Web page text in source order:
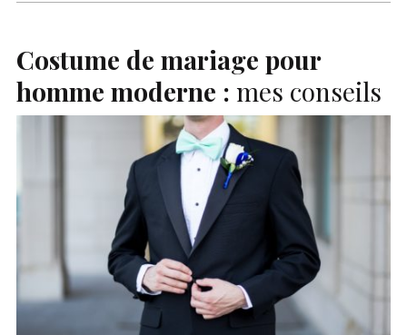
Costume de mariage pour
homme moderne : mes conseils